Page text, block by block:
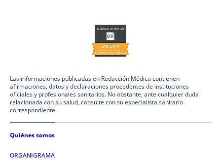
Las informaciones publicadas en Redacción Médica contienen
afirmaciones, datos y declaraciones procedentes de instituciones
oficiales y profesionales sanitarios. No obstante, ante cualquier duda
relacionada con su salud, consulte con su especialista sanitario
correspondiente.
Quiénes somos
ORGANIGRAMA